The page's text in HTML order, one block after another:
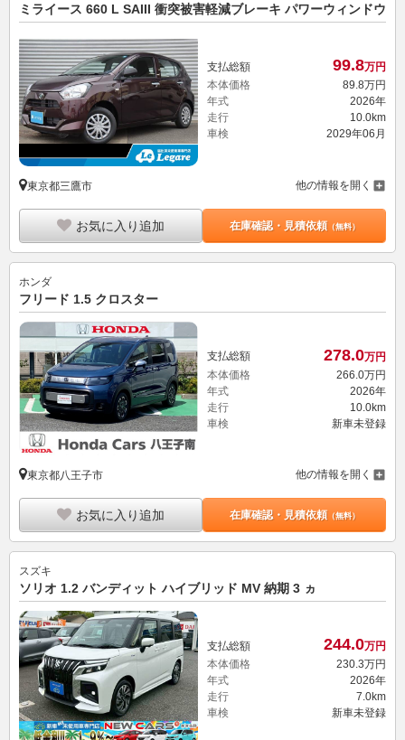
ミライース 660 L SAIII 衝突被害軽減ブレーキ パワーウィンドウ
支払総額 99.8万円
本体価格
89.8万円
年式
2026年
走行
10.0km
車検
2029年06月
東京都三鷹市 他の情報を開く
お気に入り追加 在庫確認・見積依頼（無料）
ホンダ
フリード 1.5 クロスター
支払総額 278.0万円
本体価格
266. 0万円
年式
2026年
走行
10.0km
車検
新車未登録
東京都八王子市 他の情報を開く
お気に入り追加 在庫確認・見積依頼（無料）
スズキ
ソリオ 1.2 バンディット ハイブリッド MV 納期 3 ヵ
支払総額 244.0万円
本体価格
230.3万円
年式
2026年
走行
7.0km
車検
新車未登録